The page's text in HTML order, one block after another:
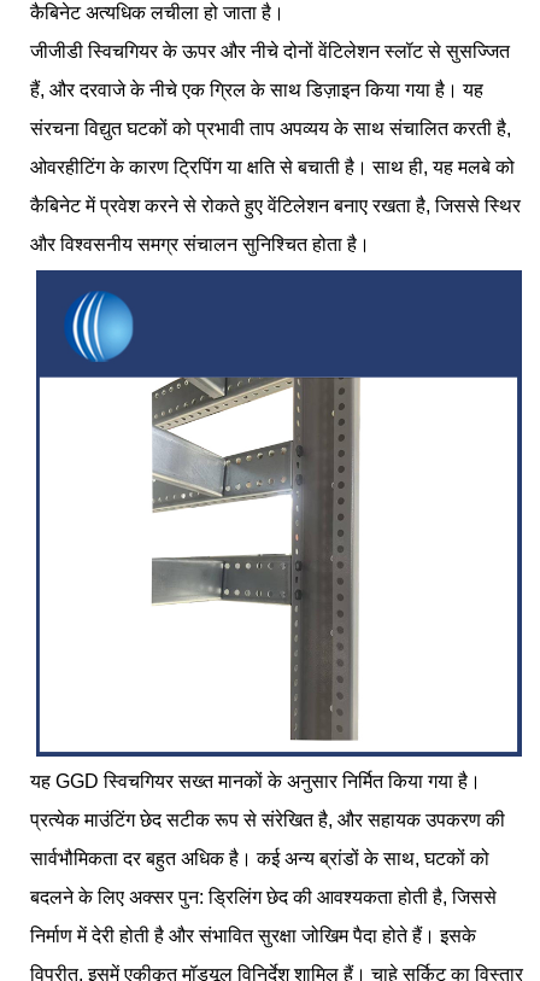
कैबिनेट अत्यधिक लचीला हो जाता है।
जीजीडी स्विचगियर के ऊपर और नीचे दोनों वेंटिलेशन स्लॉट से सुसज्जित
हैं, और दरवाजे के नीचे एक ग्रिल के साथ डिज़ाइन किया गया है। यह
संरचना विद्युत घटकों को प्रभावी ताप अपव्यय के साथ संचालित करती है,
ओवरहीटिंग के कारण ट्रिपिंग या क्षति से बचाती है। साथ ही, यह मलबे को
कैबिनेट में प्रवेश करने से रोकते हुए वेंटिलेशन बनाए रखता है, जिससे स्थिर
और विश्वसनीय समग्र संचालन सुनिश्चित होता है।
यह GGD स्विचगियर सख्त मानकों के अनुसार निर्मित किया गया है।
प्रत्येक माउंटिंग छेद सटीक रूप से संरेखित है, और सहायक उपकरण की
सार्वभौमिकता दर बहुत अधिक है। कई अन्य ब्रांडों के साथ, घटकों को
बदलने के लिए अक्सर पुन: ड्रिलिंग छेद की आवश्यकता होती है, जिससे
निर्माण में देरी होती है और संभावित सुरक्षा जोखिम पैदा होते हैं। इसके
विपरीत, इसमें एकीकृत मॉड्यूल विनिर्देश शामिल हैं। चाहे सर्किट का विस्तार